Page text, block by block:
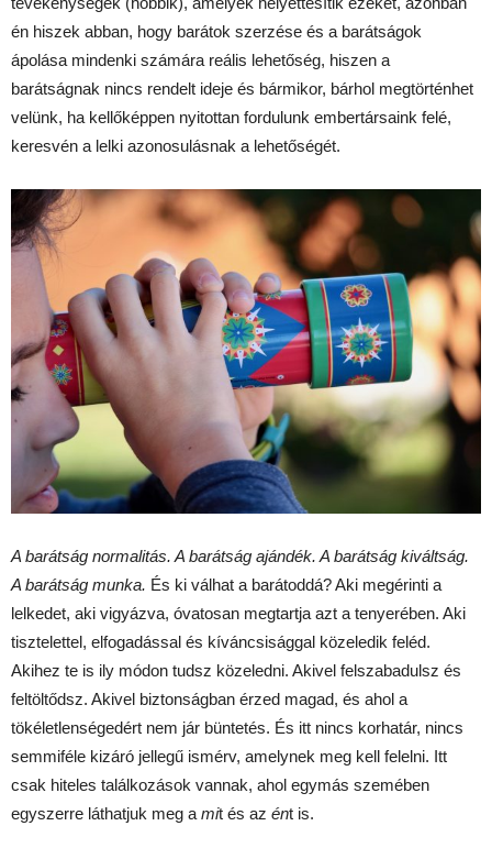
én hiszek abban, hogy barátok szerzése és a barátságok
ápolása mindenki számára reális lehetőség, hiszen a
barátságnak nincs rendelt ideje és bármikor, bárhol megtörténhet
velünk, ha kellőképpen nyitottan fordulunk embertársaink felé,
keresvén a lelki azonosulásnak a lehetőségét.
A barátság normalitás. A barátság ajándék. A barátság kiváltság.
A barátság munka. És ki válhat a barátoddá? Aki megérinti a
lelkedet, aki vigyázva, óvatosan megtartja azt a tenyerében. Aki
tisztelettel, elfogadással és kíváncsisággal közeledik feléd.
Akihez te is ily módon tudsz közeledni. Akivel felszabadulsz és
feltöltődsz. Akivel biztonságban érzed magad, és ahol a
tökéletlenségedért nem jár büntetés. És itt nincs korhatár, nincs
semmiféle kizáró jellegű ismérv, amelynek meg kell felelni. Itt
csak hiteles találkozások vannak, ahol egymás szemében
egyszerre láthatjuk meg a mit és az ént is.